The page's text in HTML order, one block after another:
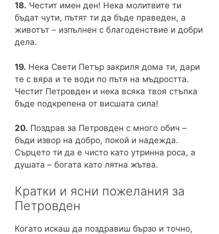
18. Честит имен ден! Нека молитвите ти
бъдат чути, пътят ти да бъде праведен, а
животът – изпълнен с благоденствие и добри
дела.
19. Нека Свети Петър закриля дома ти, дари
те с вяра и те води по пътя на мъдростта.
Честит Петровден и нека всяка твоя стъпка
бъде подкрепена от висшата сила!
20. Поздрав за Петровден с много обич –
бъди извор на добро, покой и надежда.
Сърцето ти да е чисто като утринна роса, а
душата – богата като лятна жътва.
Кратки и ясни пожелания за
Петровден
Когато искаш да поздравиш бързо и точно,